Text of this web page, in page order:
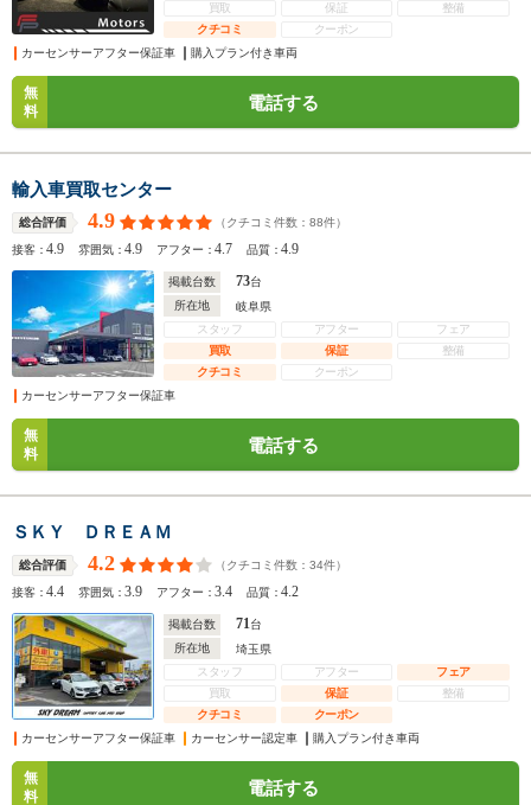
買取
保証
整備
クチコミ
クーポン
カーセンサーアフター保証車
購入プラン付き車両
無
料
電話する
輸入車買取センター
総合評価 4.9 （クチコミ件数： 88件）
接客：4.9 雰囲気：4.9 アフター：4.7 品質：4.9
掲載台数 73台
所在地
岐阜県
スタッフ
アフター
フェア
買取
保証
整備
クチコミ
クーポン
カーセンサーアフター保証車
無
料
電話する
ＳＫＹ ＤＲＥＡＭ
総合評価 4.2 （クチコミ件数： 34件）
接客：4.4 雰囲気：3.9 アフター：3.4 品質：4.2
掲載台数 71台
所在地
埼玉県
スタッフ
アフター
フェア
買取
保証
整備
クチコミ
クーポン
カーセンサーアフター保証車
カーセンサー認定車 購入プラン付き車両
無
料
電話する